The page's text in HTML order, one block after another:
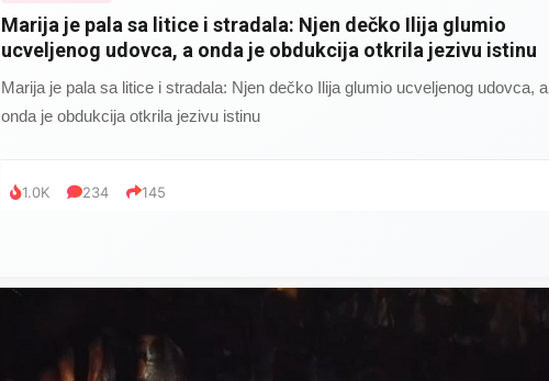
Marija je pala sa litice i stradala: Njen dečko Ilija glumio
ucveljenog udovca, a onda je obdukcija otkrila jezivu istinu
Marija je pala sa litice i stradala: Njen dečko Ilija glumio ucveljenog udovca, a
onda je obdukcija otkrila jezivu istinu
1.0K 234 145